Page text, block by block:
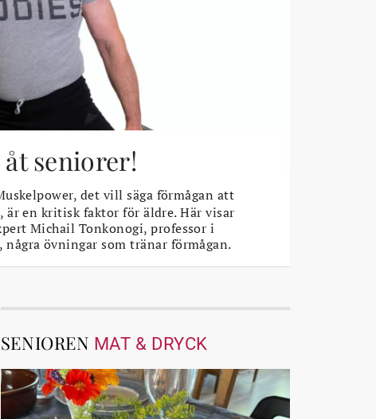
seniorer!
det vill säga förmågan att
är en kritisk faktor för äldre. Här visar
Michail Tonkonogi, professor i
några övningar som tränar förmågan.
SENIOREN MAT & DRYCK